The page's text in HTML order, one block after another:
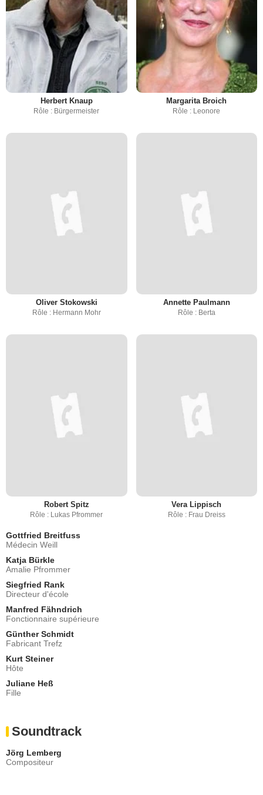
Herbert Knaup
Rôle : Bürgermeister
Margarita Broich
Rôle : Leonore
Oliver Stokowski
Rôle : Hermann Mohr
Annette Paulmann
Rôle : Berta
Robert Spitz
Rôle : Lukas Pfrommer
Vera Lippisch
Rôle : Frau Dreiss
Gottfried Breitfuss
Médecin Weill
Katja Bürkle
Amalie Pfrommer
Siegfried Rank
Directeur d'école
Manfred Fähndrich
Fonctionnaire supérieure
Günther Schmidt
Fabricant Trefz
Kurt Steiner
Hôte
Juliane Heß
Fille
Soundtrack
Jörg Lemberg
Compositeur